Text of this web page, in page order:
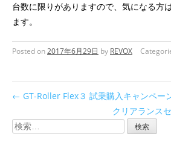
台数に限りがありますので、気になる方
ます。
Posted on2017年6月29日 by REVOX
← GT-Roller Flex３ 試乗購入キャンペー
クリアランス
検